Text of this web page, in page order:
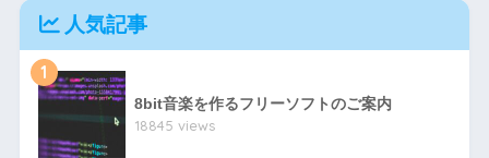
人気記事
1
8bit音楽を作るフリーソフトのご案内
18845 views